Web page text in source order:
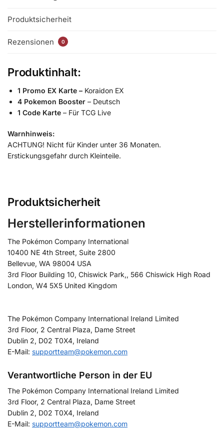
Produktsicherheit
Rezensionen 0
Produktinhalt:
1 Promo EX Karte – Koraidon EX
4 Pokemon Booster – Deutsch
1 Code Karte – Für TCG Live
Warnhinweis:
ACHTUNG! Nicht für Kinder unter 36 Monaten.
Erstickungsgefahr durch Kleinteile.
Produktsicherheit
Herstellerinformationen
The Pokémon Company International
10400 NE 4th Street, Suite 2800
Bellevue, WA 98004 USA
3rd Floor Building 10, Chiswick Park,, 566 Chiswick High Road
London, W4 5X5 United Kingdom
The Pokémon Company International Ireland Limited
3rd Floor, 2 Central Plaza, Dame Street
Dublin 2, D02 T0X4, Ireland
E-Mail: supportteam@pokemon.com
Verantwortliche Person in der EU
The Pokémon Company International Ireland Limited
3rd Floor, 2 Central Plaza, Dame Street
Dublin 2, D02 T0X4, Ireland
E-Mail: supportteam@pokemon.com